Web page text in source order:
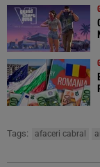
Tags: afaceri cabral